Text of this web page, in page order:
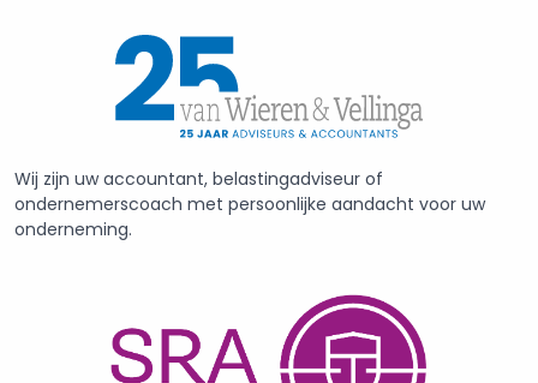
Wij zijn uw accountant, belastingadviseur of
ondernemerscoach met persoonlijke aandacht voor uw
onderneming.